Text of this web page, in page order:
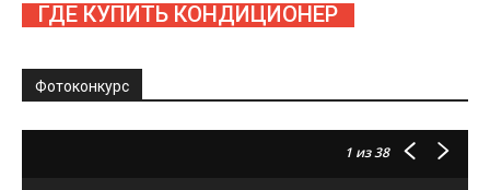
ГДЕ КУПИТЬ КОНДИЦИОНЕР
Фотоконкурс
1 из 38